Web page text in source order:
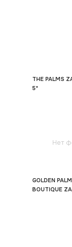
THE PALMS
5*
Нет
GOLDEN PALM
BOUTIQUE